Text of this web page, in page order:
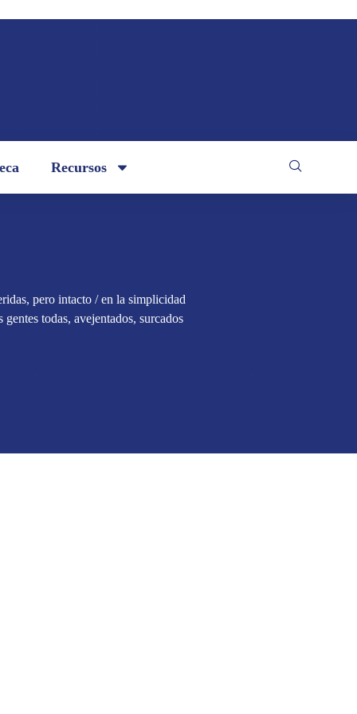
Recursos
pero intacto / en la simplicidad
todas, avejentados, surcados